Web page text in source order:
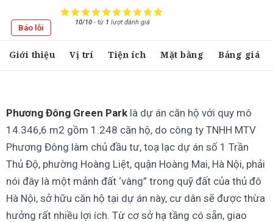
Báo lỗi
10/10- từ 1 lượt đánh giá
Giới thiệu Vị trí Tiện ích Mặt bằng Bảng giá
Phương Đông Green Park là dự án căn hộ với quy mô
14.346,6 m2 gồm 1.248 căn hộ, do công ty TNHH MTV
Phương Đông làm chủ đầu tư, toạ lạc dự án số 1 Trần
Thủ Độ, phường Hoàng Liệt, quận Hoàng Mai, Hà Nội, phải
nói đây là một mảnh đất ‘vàng” trong quỹ đất của thủ đô
Hà Nội, sở hữu căn hộ tại dự án này, cư dân sẽ được thừa
hưởng rất nhiều lợi ích. Từ cơ sở hạ tầng có sẵn, giao